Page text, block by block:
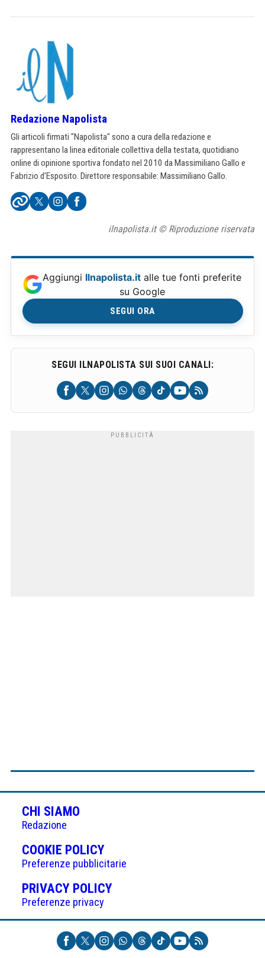
Redazione Napolista
Gli articoli firmati "Napolista" sono a cura della redazione e
rappresentano la linea editoriale collettiva della testata, quotidiano
online di opinione sportiva fondato nel 2010 da Massimiliano Gallo e
Fabrizio d'Esposito. Direttore responsabile: Massimiliano Gallo.
ilnapolista.it © Riproduzione riservata
Aggiungi Ilnapolista.it alle tue fonti preferite
su Google
SEGUI ORA
SEGUI ILNAPOLISTA SUI SUOI CANALI:
CHI SIAMO
Redazione
COOKIE POLICY(APRE
IN
UNA
NUOVA
Preferenze pubblicitarie
PRIVACY POLICY(APRE
UNA
NUOVA
SCHEDA)
Preferenze privacy